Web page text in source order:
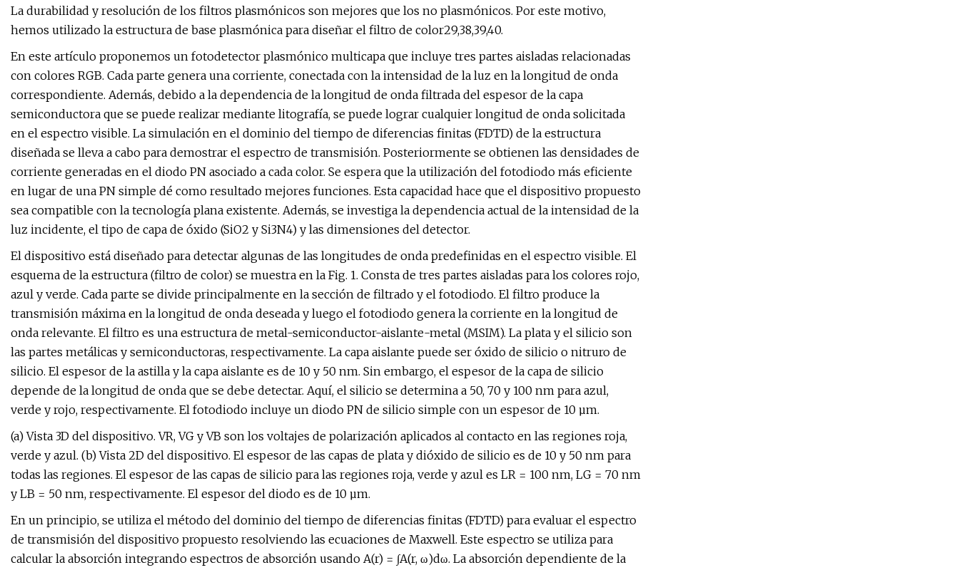
La durabilidad y resolución de los filtros plasmónicos son mejores que los no plasmónicos. Por este motivo,
hemos utilizado la estructura de base plasmónica para diseñar el filtro de color29,38,39,40.
En este artículo proponemos un fotodetector plasmónico multicapa que incluye tres partes aisladas relacionadas
con colores RGB. Cada parte genera una corriente, conectada con la intensidad de la luz en la longitud de onda
correspondiente. Además, debido a la dependencia de la longitud de onda filtrada del espesor de la capa
semiconductora que se puede realizar mediante litografía, se puede lograr cualquier longitud de onda solicitada
en el espectro visible. La simulación en el dominio del tiempo de diferencias finitas (FDTD) de la estructura
diseñada se lleva a cabo para demostrar el espectro de transmisión. Posteriormente se obtienen las densidades de
corriente generadas en el diodo PN asociado a cada color. Se espera que la utilización del fotodiodo más eficiente
en lugar de una PN simple dé como resultado mejores funciones. Esta capacidad hace que el dispositivo propuesto
sea compatible con la tecnología plana existente. Además, se investiga la dependencia actual de la intensidad de la
luz incidente, el tipo de capa de óxido (SiO2 y Si3N4) y las dimensiones del detector.
El dispositivo está diseñado para detectar algunas de las longitudes de onda predefinidas en el espectro visible. El
esquema de la estructura (filtro de color) se muestra en la Fig. 1. Consta de tres partes aisladas para los colores rojo,
azul y verde. Cada parte se divide principalmente en la sección de filtrado y el fotodiodo. El filtro produce la
transmisión máxima en la longitud de onda deseada y luego el fotodiodo genera la corriente en la longitud de
onda relevante. El filtro es una estructura de metal-semiconductor-aislante-metal (MSIM). La plata y el silicio son
las partes metálicas y semiconductoras, respectivamente. La capa aislante puede ser óxido de silicio o nitruro de
silicio. El espesor de la astilla y la capa aislante es de 10 y 50 nm. Sin embargo, el espesor de la capa de silicio
depende de la longitud de onda que se debe detectar. Aquí, el silicio se determina a 50, 70 y 100 nm para azul,
verde y rojo, respectivamente. El fotodiodo incluye un diodo PN de silicio simple con un espesor de 10 µm.
(a) Vista 3D del dispositivo. VR, VG y VB son los voltajes de polarización aplicados al contacto en las regiones roja,
verde y azul. (b) Vista 2D del dispositivo. El espesor de las capas de plata y dióxido de silicio es de 10 y 50 nm para
todas las regiones. El espesor de las capas de silicio para las regiones roja, verde y azul es LR = 100 nm, LG = 70 nm
y LB = 50 nm, respectivamente. El espesor del diodo es de 10 µm.
En un principio, se utiliza el método del dominio del tiempo de diferencias finitas (FDTD) para evaluar el espectro
de transmisión del dispositivo propuesto resolviendo las ecuaciones de Maxwell. Este espectro se utiliza para
calcular la absorción integrando espectros de absorción usando A(r) = ∫A(r, ω)dω. La absorción dependiente de la